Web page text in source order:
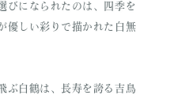
びになられたのは、四季を
優しい彩りで描かれた白無
ぶ白鶴は、長寿を誇る吉鳥